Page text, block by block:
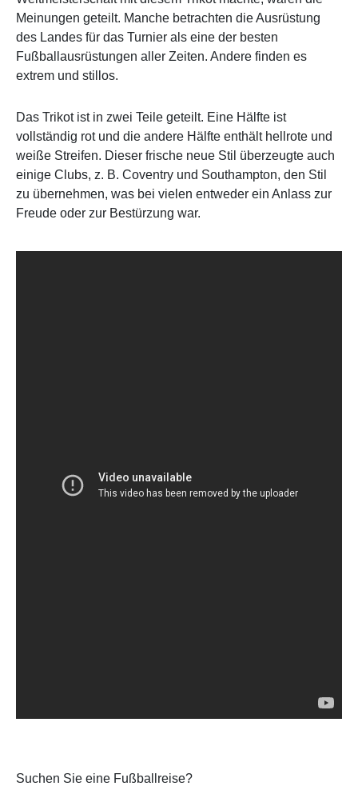
Meinungen geteilt. Manche betrachten die Ausrüstung
des Landes für das Turnier als eine der besten
Fußballausrüstungen aller Zeiten. Andere finden es
extrem und stillos.
Das Trikot ist in zwei Teile geteilt. Eine Hälfte ist
vollständig rot und die andere Hälfte enthält hellrote und
weiße Streifen. Dieser frische neue Stil überzeugte auch
einige Clubs, z. B. Coventry und Southampton, den Stil
zu übernehmen, was bei vielen entweder ein Anlass zur
Freude oder zur Bestürzung war.
Suchen Sie eine Fußballreise?